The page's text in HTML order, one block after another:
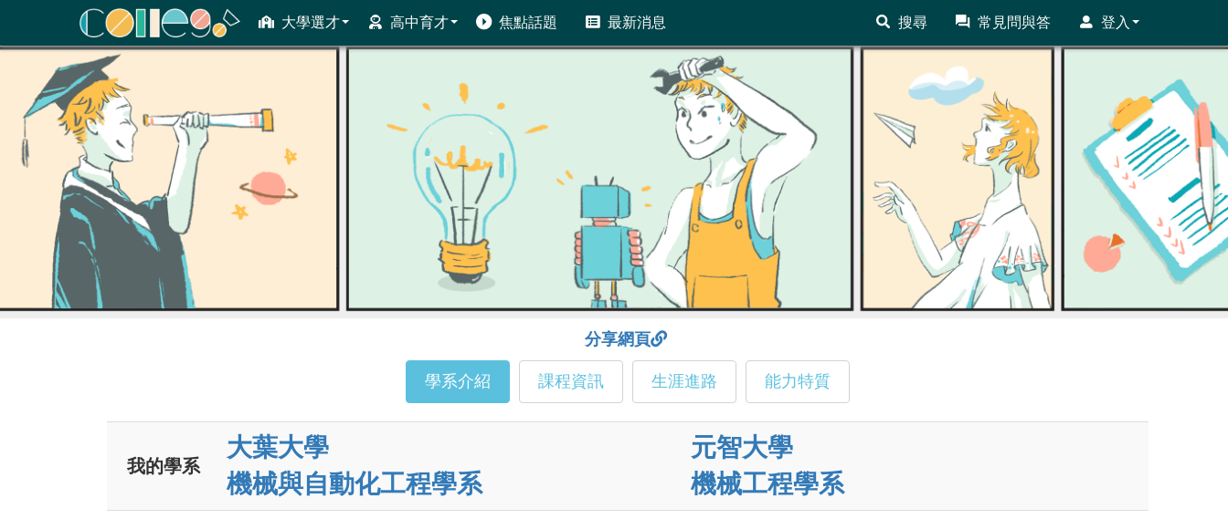
大學選才 高中育才 焦點話題 最新消息 搜尋 常見問與答 登入
ColleGo! 大學選才與高中育才輔助系統
分享網頁
學系介紹 課程資訊 生涯進路 能力特質
我的學系
大葉大學
機械與自動化工程學系
元智大學
機械工程學系